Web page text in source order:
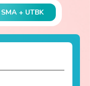
SMA + UTBK